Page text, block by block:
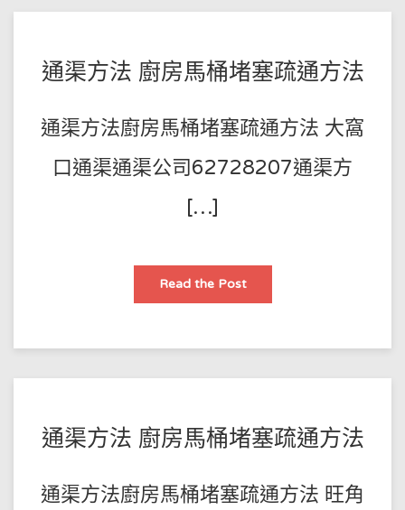
POSTED
ON
05-
25
BY
王
傅
通渠方法 廚房馬桶堵塞疏通方法
通渠方法廚房馬桶堵塞疏通方法 大窩
口通渠通渠公司62728207通渠方
[…]
Read the Post通
方
房
方
法
POSTED
ON
05-
BY
王
傅
通渠方法 廚房馬桶堵塞疏通方法
通渠方法廚房馬桶堵塞疏通方法 旺角